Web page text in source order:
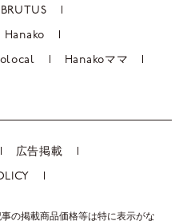
Hanako
Hanakoママ
広告掲載
の掲載商品価格等は特に表示がな